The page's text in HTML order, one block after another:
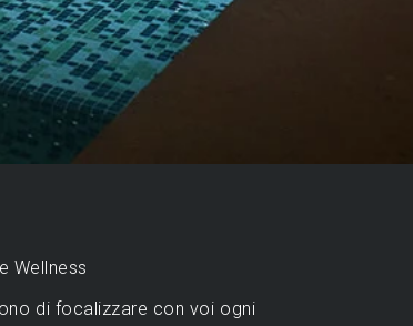
Wellness
di focalizzare con voi ogni